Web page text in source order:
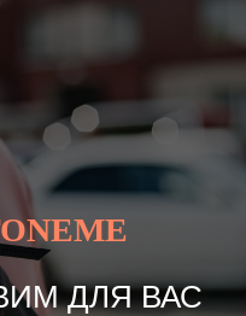
ДЛЯ ВАС